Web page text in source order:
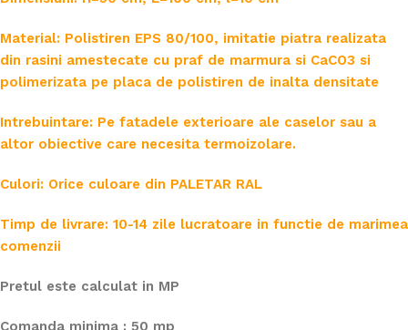
Material: Polistiren EPS 80/100, imitatie piatra realizata
din rasini amestecate cu praf de marmura si CaCO3 si
polimerizata pe placa de polistiren de inalta densitate
Intrebuintare: Pe fatadele exterioare ale caselor sau a
altor obiective care necesita termoizolare.
Culori: Orice culoare din PALETAR RAL
Timp de livrare: 10-14 zile lucratoare in functie de marimea
comenzii
Pretul este calculat in MP
Comanda minima : 50 mp